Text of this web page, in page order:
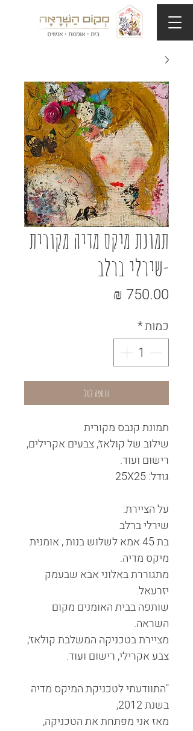
תמונת מיקס מדיה מקורית
-שירלי ברלב
כמות*
הוספה לסל
תמונת קנבס מקורית
שילוב של קולאז׳, צבעים אקרילים,
רישום ועוד.
גודל: 25X25
על הציירת:
שירלי ברלב
בת 45ֿ אמא לשלוש בנות , אומנית
מיקס מדיה.
מתגוררת באלוני אבא שבעמק
יזרעאל.
שותפה בבית האומנים מקום
השראה.
מציירת בטכניקה המשלבת קולאז׳,
צבע אקרילי, רישום ועוד.
"התוודעתי לטכניקת המיקס מדיה
בשנת 2012,
מאז אני מפתחת את הטכניקה,